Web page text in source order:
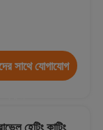
সাথে যোগাযোগ